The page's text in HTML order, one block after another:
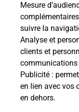
Mesure
suivre la
Analyse et
clients et
Publicité :
en lien avec vos
en dehors.
Souscrire à la
Besoin d’un
et/ou à
les offres
PLELAN LE
En savoir plus